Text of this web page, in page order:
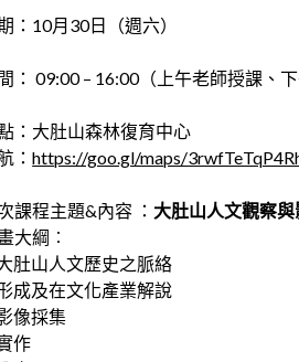
：10月30日（週六）
： 09:00 – 16:00（上午老師授課、下
：大肚山森林復育中心
：https://goo.gl/maps/
課程主題&內容 ： 大肚山人文觀察
大綱︰
肚山人文歷史之脈絡
成及在文化產業解說
像採集
作